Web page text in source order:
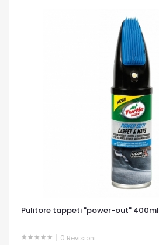
Pulitore tappeti "power-out"
0 Revisioni